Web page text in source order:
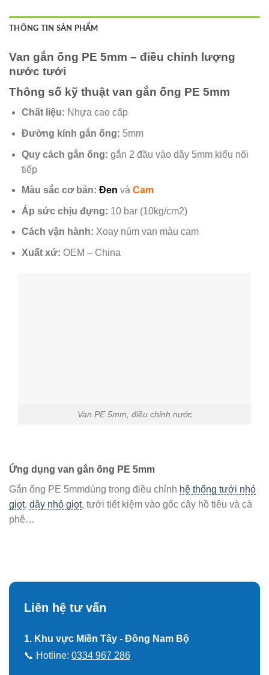
THÔNG TIN SẢN PHẨM
Van gắn ống PE 5mm – điều chỉnh lượng
nước tưới
Thông số kỹ thuật van gắn ống PE 5mm
Chất liệu: Nhựa cao cấp
Đường kính gắn ống: 5mm
Quy cách gắn ống: gắn 2 đầu vào dây 5mm kiểu nối
tiếp
Màu sắc cơ bản: Đen và Cam
Áp sức chịu đựng: 10 bar (10kg/cm2)
Cách vận hành: Xoay núm van màu cam
Xuất xứ: OEM – China
Van PE 5mm, điều chỉnh nước
Ứng dụng van gắn ống PE 5mm
Gắn ống PE 5mmdùng trong điều chỉnh hệ thống tưới nhỏ
giọt, dây nhỏ giọt, tưới tiết kiệm vào gốc cây hồ tiêu và cà
phê…
Liên hệ tư vấn
1. Khu vực Miền Tây - Đông Nam Bộ
📞 Hotline: 0334 967 286